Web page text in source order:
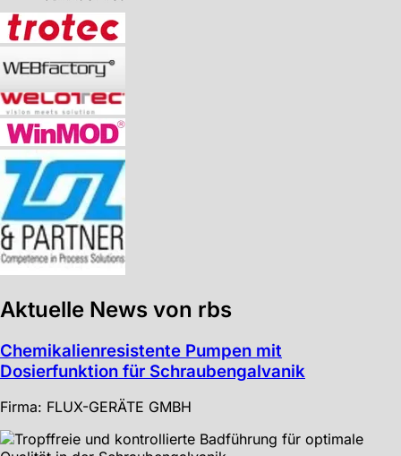
Aktuelle News von rbs
Chemikalienresistente Pumpen mit
Dosierfunktion für Schraubengalvanik
Firma: FLUX-GERÄTE GMBH